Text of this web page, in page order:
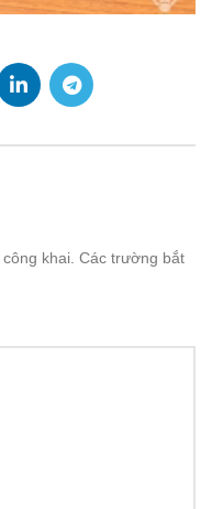
khai. Các trường bắt